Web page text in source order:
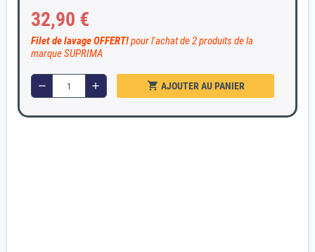
32,90 €
Filet de lavage OFFERT!pour l'achat de 2 produits de la
marque SUPRIMA
remove add shopping_cart AJOUTER AU PANIER